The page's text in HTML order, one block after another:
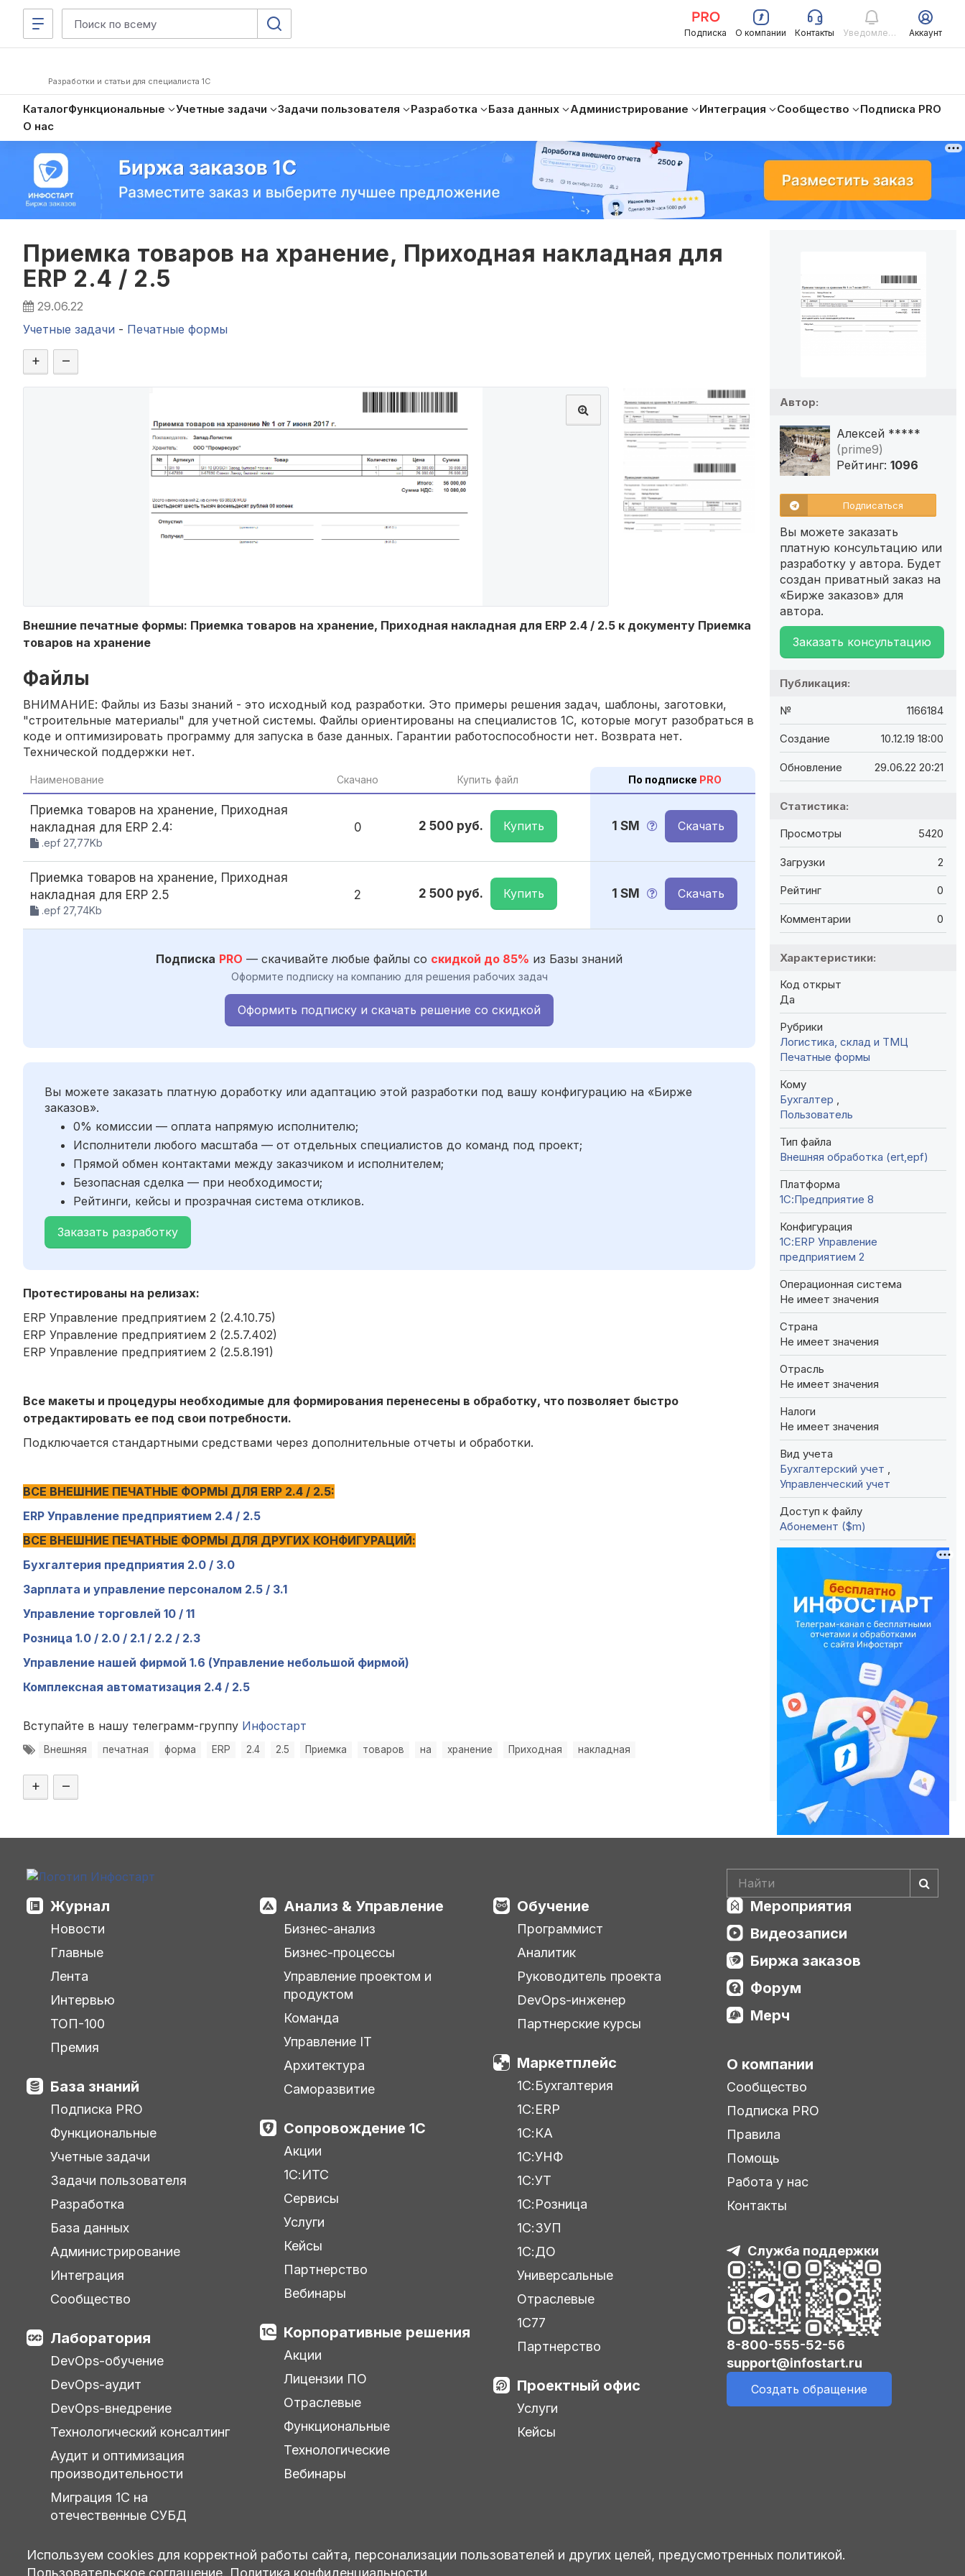
Подписка О компании Контакты Уведомления Аккаунт
Разработки и статьи для специалиста 1С
КаталогФункциональные Учетные задачи Задачи пользователя Разработка База данных Администрирование Интеграция Сообщество
Подписка PRO
О нас
Приемка товаров на хранение, Приходная накладная для
ERP 2.4 / 2.5
29.06.22
Учетные задачи - Печатные формы
+ –
Внешние печатные формы: Приемка товаров на хранение, Приходная накладная для ERP 2.4 / 2.5 к документу Приемка
товаров на хранение
Файлы
ВНИМАНИЕ: Файлы из Базы знаний - это исходный код разработки. Это примеры решения задач, шаблоны, заготовки,
"строительные материалы" для учетной системы. Файлы ориентированы на специалистов 1С, которые могут разобраться в
коде и оптимизировать программу для запуска в базе данных. Гарантии работоспособности нет. Возврата нет.
Технической поддержки нет.
Наименование Скачано Купить файл По подписке PRO
Приемка товаров на хранение, Приходная
накладная для ERP 2.4:
.epf 27,77Kb
0 2 500 руб. Купить 1 SM Скачать
Приемка товаров на хранение, Приходная
накладная для ERP 2.5
.epf 27,74Kb
2 2 500 руб. Купить 1 SM Скачать
Подписка PRO — скачивайте любые файлы со скидкой до 85% из Базы знаний
Оформите подписку на компанию для решения рабочих задач
Оформить подписку и скачать решение со скидкой
Вы можете заказать платную доработку или адаптацию этой разработки под вашу конфигурацию на «Бирже
заказов».
0% комиссии — оплата напрямую исполнителю;
Исполнители любого масштаба — от отдельных специалистов до команд под проект;
Прямой обмен контактами между заказчиком и исполнителем;
Безопасная сделка — при необходимости;
Рейтинги, кейсы и прозрачная система откликов.
Заказать разработку
Протестированы на релизах:
ERP Управление предприятием 2 (2.4.10.75)
ERP Управление предприятием 2 (2.5.7.402)
ERP Управление предприятием 2 (2.5.8.191)
Все макеты и процедуры необходимые для формирования перенесены в обработку, что позволяет быстро
отредактировать ее под свои потребности.
Подключается стандартными средствами через дополнительные отчеты и обработки.
ВСЕ ВНЕШНИЕ ПЕЧАТНЫЕ ФОРМЫ ДЛЯ ERP 2.4 / 2.5:
ERP Управление предприятием 2.4 / 2.5
ВСЕ ВНЕШНИЕ ПЕЧАТНЫЕ ФОРМЫ ДЛЯ ДРУГИХ КОНФИГУРАЦИЙ:
Бухгалтерия предприятия 2.0 / 3.0
Зарплата и управление персоналом 2.5 / 3.1
Управление торговлей 10 / 11
Розница 1.0 / 2.0 / 2.1 / 2.2 / 2.3
Управление нашей фирмой 1.6 (Управление небольшой фирмой)
Комплексная автоматизация 2.4 / 2.5
Вступайте в нашу телеграмм-группу Инфостарт
Внешняя печатная форма ERP 2.4 2.5 Приемка товаров на хранение Приходная накладная
+ –
Автор:
Алексей *****
(prime9)
Рейтинг: 1096
Подписаться
Вы можете заказать
платную консультацию или
разработку у автора. Будет
создан приватный заказ на
«Бирже заказов» для
автора.
Заказать консультацию
Публикация:
№ 1166184
Создание 10.12.19 18:00
Обновление 29.06.22 20:21
Статистика:
Просмотры 5420
Загрузки 2
Рейтинг 0
Комментарии 0
Характеристики:
Код открыт
Да
Рубрики
Логистика, склад и ТМЦ
Печатные формы
Кому
Бухгалтер
Пользователь
Тип файла
Внешняя обработка (ert,epf)
Платформа
1С:Предприятие 8
Конфигурация
1С:ERP Управление
предприятием 2
Операционная система
Не имеет значения
Страна
Не имеет значения
Отрасль
Не имеет значения
Налоги
Не имеет значения
Вид учета
Бухгалтерский учет
Управленческий учет
Доступ к файлу
Абонемент ($m)
Журнал
Новости
Главные
Лента
Интервью
ТОП-100
Премия
База знаний
Подписка PRO
Функциональные
Учетные задачи
Задачи пользователя
Разработка
База данных
Администрирование
Интеграция
Сообщество
Лаборатория
DevOps-обучение
DevOps-аудит
DevOps-внедрение
Технологический консалтинг
Аудит и оптимизация
производительности
Миграция 1С на
отечественные СУБД
Анализ & Управление
Бизнес-анализ
Бизнес-процессы
Управление проектом и
продуктом
Команда
Управление IT
Архитектура
Саморазвитие
Сопровождение 1С
Акции
1С:ИТС
Сервисы
Услуги
Кейсы
Партнерство
Вебинары
Корпоративные решения
Акции
Лицензии ПО
Отраслевые
Функциональные
Технологические
Вебинары
Обучение
Программист
Аналитик
Руководитель проекта
DevOps-инженер
Партнерские курсы
Маркетплейс
1С:Бухгалтерия
1С:ERP
1С:КА
1С:УНФ
1С:УТ
1С:Розница
1С:ЗУП
1С:ДО
Универсальные
Отраслевые
1С77
Партнерство
Проектный офис
Услуги
Кейсы
Мероприятия
Видеозаписи
Биржа заказов
Форум
Мерч
О компании
Сообщество
Подписка PRO
Правила
Помощь
Работа у нас
Контакты
Служба поддержки
8-800-555-52-56
support@infostart.ru
Создать обращение
Используем cookies для корректной работы сайта, персонализации пользователей и других целей, предусмотренных политикой.
Пользовательское соглашение. Политика конфиденциальности.